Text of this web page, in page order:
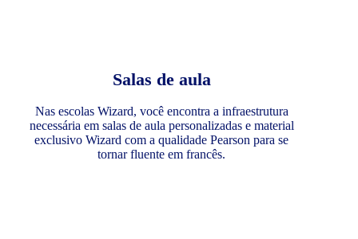
Salas de aula
Nas escolas Wizard, você encontra a infraestrutura
necessária em salas de aula personalizadas e material
exclusivo Wizard com a qualidade Pearson para se
tornar fluente em francês.